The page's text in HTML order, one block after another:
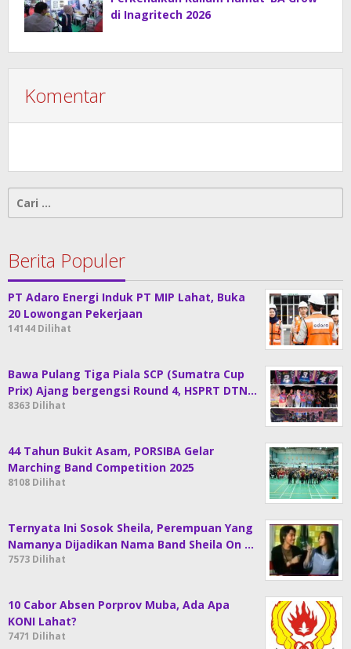
di Inagritech 2026
Komentar
Cari
untuk:
Berita Populer
PT Adaro Energi Induk PT MIP Lahat, Buka
20 Lowongan Pekerjaan
14144 Dilihat
Bawa Pulang Tiga Piala SCP (Sumatra Cup
Prix) Ajang bergengsi Round 4, HSPRT DTN…
8363 Dilihat
44 Tahun Bukit Asam, PORSIBA Gelar
Marching Band Competition 2025
8108 Dilihat
Ternyata Ini Sosok Sheila, Perempuan Yang
Namanya Dijadikan Nama Band Sheila On …
7573 Dilihat
10 Cabor Absen Porprov Muba, Ada Apa
KONI Lahat?
7471 Dilihat